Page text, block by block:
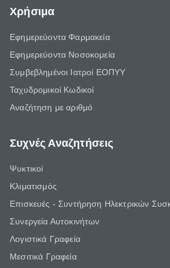
Χρήσιμα
Εφημερεύοντα Φαρμακεία
Εφημερεύοντα Νοσοκομεία
Συμβεβλημένοι Ιατροί ΕΟΠΥΥ
Ταχυδρομικοί Κωδικοί
Αναζήτηση με αριθμό
Συχνές Αναζητήσεις
Ψυκτικοί
Κλιματισμός
Επισκευές - Συντήρηση Ηλεκτρικών
Συνεργεία Αυτοκινήτων
Λογιστικά Γραφεία
Μεσιτικά Γραφεία